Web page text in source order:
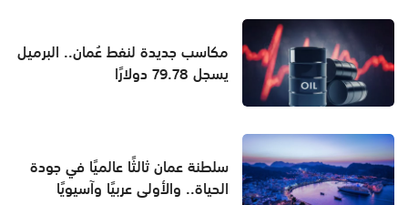
مكاسب جديدة لنفط عُمان.. البرميل
يسجل 79.78 دولارًا
سلطنة عمان ثالثًا عالميًا في جودة
الحياة.. والأولى عربيًا وآسيويًا